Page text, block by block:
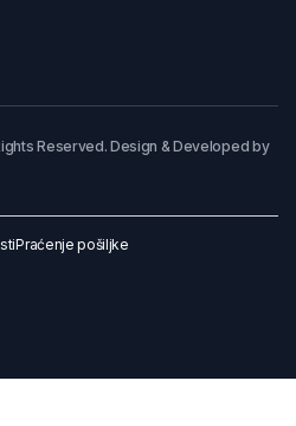
Reserved. Design & Developed by
Praćenje pošiljke